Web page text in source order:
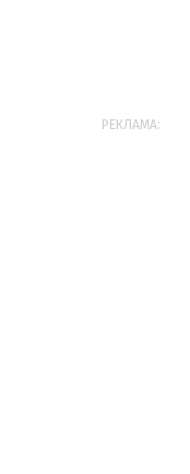
РЕКЛАМА: